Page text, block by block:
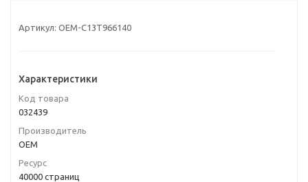
Артикул: OEM-C13T966140
Характеристики
Код товара
032439
Производитель
OEM
Ресурс
40000 страниц